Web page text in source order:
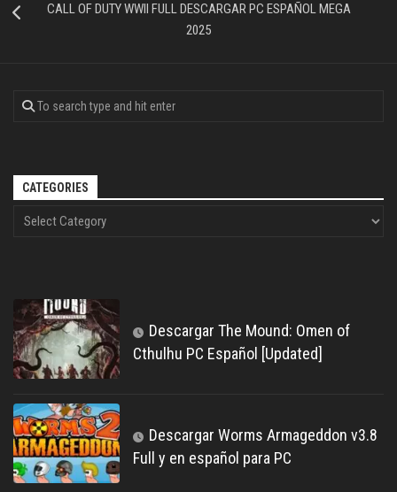
CALL OF DUTY WWII FULL DESCARGAR PC ESPAÑOL MEGA
2025
CATEGORIES
Descargar The Mound: Omen of
Cthulhu PC Español [Updated]
Descargar Worms Armageddon v3.8
Full y en español para PC